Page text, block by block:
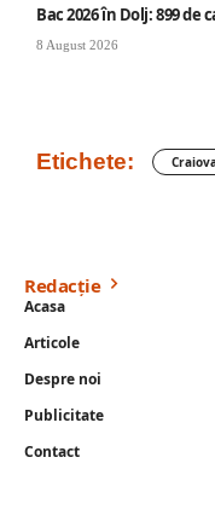
Bac 2026 în Dolj: 899
8 August 2026
Etichete:
Redacție
Acasa
Articole
Despre noi
Publicitate
Contact